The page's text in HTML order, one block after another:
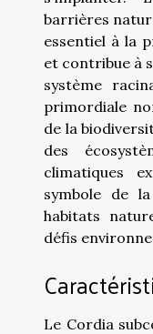
barrières
essentiel à la
et contribue à
système
primordiale
de la
des
climatiques
symbole de
habitats
défis
Le Cordia